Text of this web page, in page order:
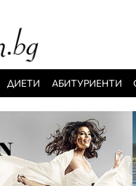
ДИЕТИ АБИТУРИЕНТИ